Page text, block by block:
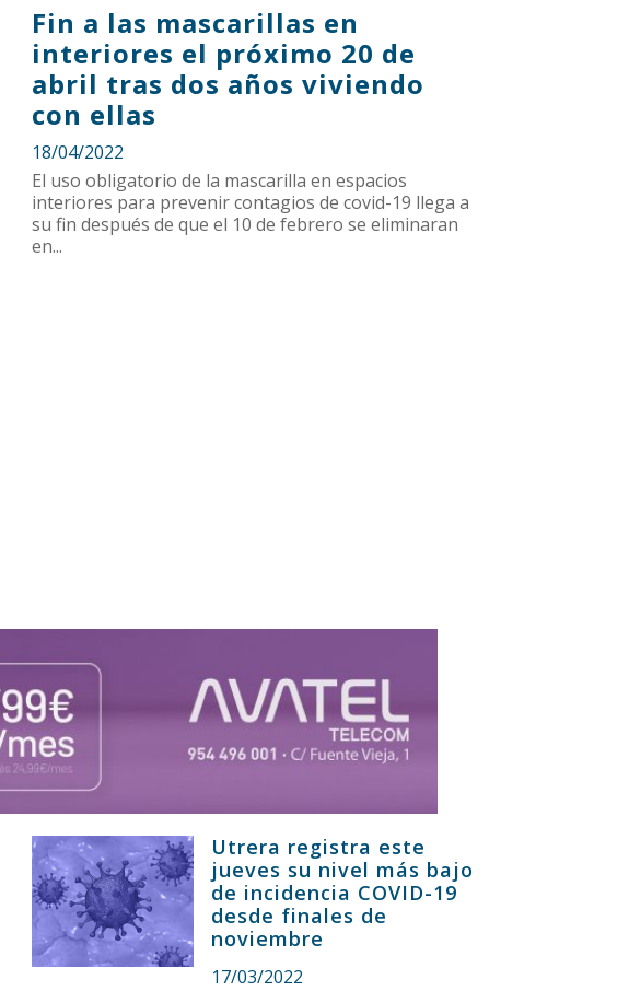
Fin a las mascarillas en
interiores el próximo 20 de
abril tras dos años viviendo
con ellas
18/04/2022
El uso obligatorio de la mascarilla en espacios
interiores para prevenir contagios de covid-19 llega a
su fin después de que el 10 de febrero se eliminaran
en...
Utrera registra este
jueves su nivel más bajo
de incidencia COVID-19
desde finales de
noviembre
17/03/2022